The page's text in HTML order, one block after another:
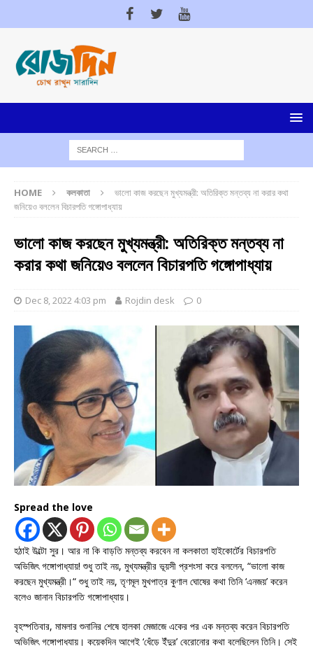
HOME কলকাতা
ভালো কাজ করছেন মুখ্যমন্ত্রী: অতিরিক্ত মন্তব্য না করার কথা
জনিয়েও বললেন বিচারপতি গঙ্গোপাধ্যায়
ভালো কাজ করছেন মুখ্যমন্ত্রী: অতিরিক্ত মন্তব্য না
করার কথা জনিয়েও বললেন বিচারপতি গঙ্গোপাধ্যায়
Dec 8, 2022 4:03 pm Rojdin desk 0
Spread the love
হঠাই উল্টো সুর। আর না কি বাড়তি মন্তব্য করবেন না কলকাতা হাইকোর্টের বিচারপতি
অভিজিৎ গঙ্গোপাধ্যায়! শুধু তাই নয়, মুখ্যমন্ত্রীর ভূয়সী প্রশংসা করে বললেন, “ভালো কাজ
করছেন মুখ্যমন্ত্রী।“ শুধু তাই নয়, তৃণমূল মুখপাত্র কুণাল ঘোষের কথা তিনি ‘এনজয়’ করেন
বলেও জানান বিচারপতি গঙ্গোপাধ্যায়।
বৃহস্পতিবার, মামলার শুনানির শেষে হালকা মেজাজে একের পর এক মন্তব্য করেন বিচারপতি
অভিজিৎ গঙ্গোপাধ্যায়। কয়েকদিন আগেই ‘ধেঁড়ে ইঁদুর’ বেরোনোর কথা বলেছিলেন তিনি। সেই